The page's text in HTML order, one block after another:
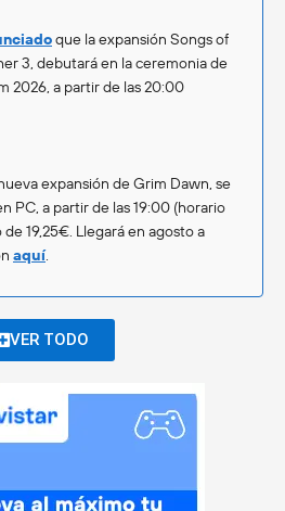
que la expansión Songs of
3, debutará en la ceremonia de
2026, a partir de las 20:00
expansión de Grim Dawn, se
PC, a partir de las 19:00 (horario
19,25€. Llegará en agosto a
aquí.
VER TODO